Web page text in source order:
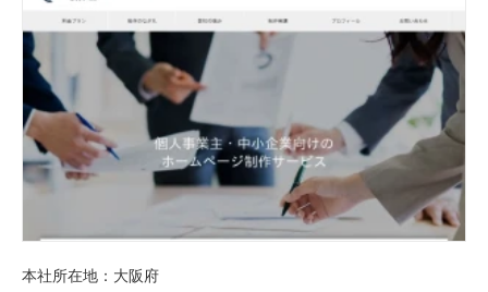
本社所在地：大阪府